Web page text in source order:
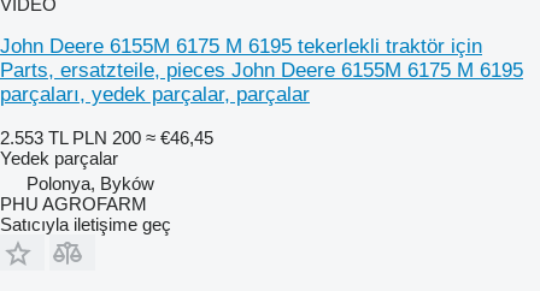
VIDEO
John Deere 6155M 6175 M 6195 tekerlekli traktör için
Parts, ersatzteile, pieces John Deere 6155M 6175 M 6195
parçaları, yedek parçalar, parçalar
2.553 TL PLN 200 ≈ €46,45
Yedek parçalar
Polonya, Byków
PHU AGROFARM
Satıcıyla iletişime geç